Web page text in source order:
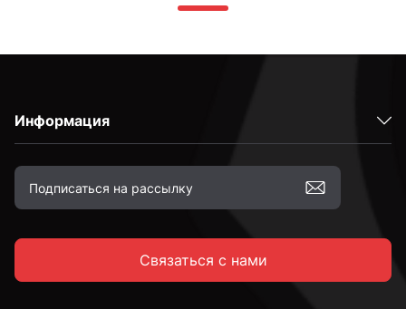
Информация
Связаться с нами